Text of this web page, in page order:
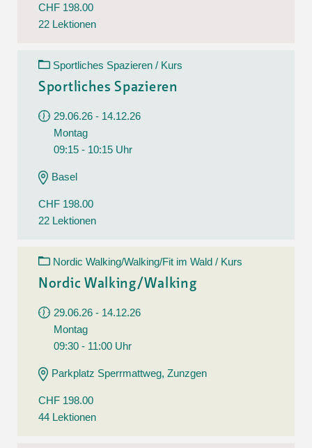
CHF 198.00
22 Lektionen
Sportliches Spazieren / Kurs
Sportliches Spazieren
29.06.26 - 14.12.26
Montag
09:15 - 10:15 Uhr
Basel
CHF 198.00
22 Lektionen
Nordic Walking/Walking/Fit im Wald / Kurs
Nordic Walking/Walking
29.06.26 - 14.12.26
Montag
09:30 - 11:00 Uhr
Parkplatz Sperrmattweg, Zunzgen
CHF 198.00
44 Lektionen